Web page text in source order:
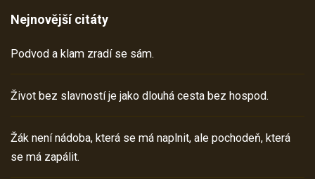
Nejnovější citáty
Podvod a klam zradí se sám.
Život bez slavností je jako dlouhá cesta bez hospod.
Žák není nádoba, která se má naplnit, ale pochodeň, která
se má zapálit.